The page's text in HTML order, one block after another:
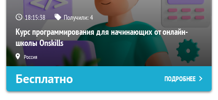
18:15:35 Получили:4
Курс программирования для начинающих от онлайн-
школы Onskills
Россия
Бесплатно ПОДРОБНЕЕ